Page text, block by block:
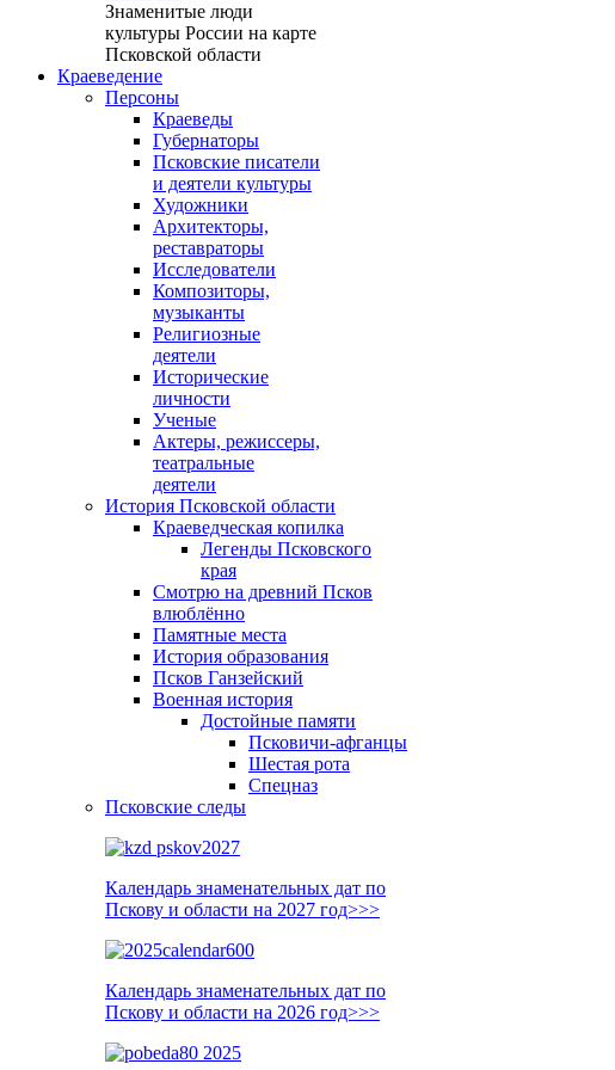
Знаменитые люди
культуры России на карте
Псковской области
Краеведение
Персоны
Краеведы
Губернаторы
Псковские писатели
и деятели культуры
Художники
Архитекторы,
реставраторы
Исследователи
Композиторы,
музыканты
Религиозные
деятели
Исторические
личности
Ученые
Актеры, режиссеры,
театральные
деятели
История Псковской области
Краеведческая копилка
Легенды Псковского
края
Смотрю на древний Псков
влюблённо
Памятные места
История образования
Псков Ганзейский
Военная история
Достойные памяти
Псковичи-афганцы
Шестая рота
Спецназ
Псковские следы
Календарь знаменательных дат по
Пскову и области на 2027 год>>>
Календарь знаменательных дат по
Пскову и области на 2026 год>>>